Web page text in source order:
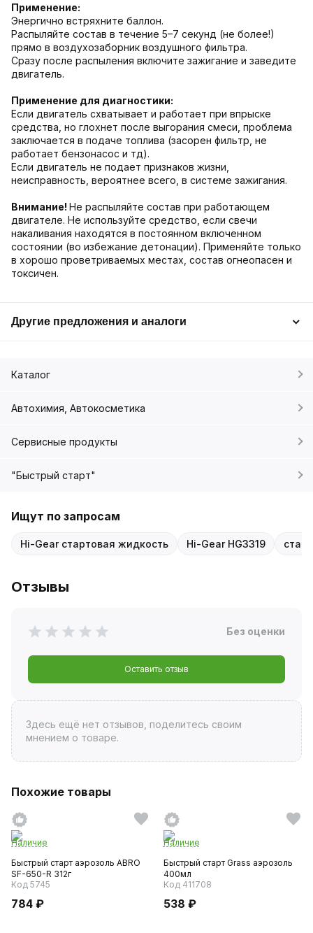
Применение:
Энергично встряхните баллон.
Распыляйте состав в течение 5–7 секунд (не более!)
прямо в воздухозаборник воздушного фильтра.
Сразу после распыления включите зажигание и заведите
двигатель.
Применение для диагностики:
Если двигатель схватывает и работает при впрыске
средства, но глохнет после выгорания смеси, проблема
заключается в подаче топлива (засорен фильтр, не
работает бензонасос и тд).
Если двигатель не подает признаков жизни,
неисправность, вероятнее всего, в системе зажигания.
Внимание! Не распыляйте состав при работающем
двигателе. Не используйте средство, если свечи
накаливания находятся в постоянном включенном
состоянии (во избежание детонации). Применяйте только
в хорошо проветриваемых местах, состав огнеопасен и
токсичен.
Другие предложения и аналоги
Каталог
Автохимия, Автокосметика
Сервисные продукты
"Быстрый старт"
Ищут по запросам
Hi-Gear стартовая жидкость Hi-Gear HG3319
Отзывы
Без оценки
Оставить отзыв
Здесь ещё нет отзывов, поделитесь своим
мнением о товаре.
Похожие товары
Наличие
Быстрый старт аэрозоль ABRO
SF-650-R 312г
Код 5745
784 ₽
Наличие
Быстрый старт Grass аэрозоль
400мл
Код 411708
538 ₽